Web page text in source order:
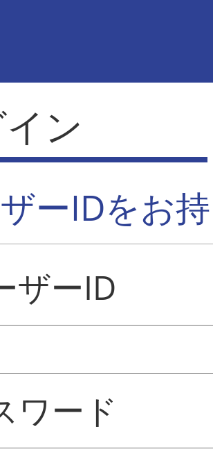
ン
ーIDをお
ザーID
ワード